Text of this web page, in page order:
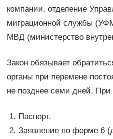
компании, отделение
миграционной службы
МВД (министерство
Закон обязывает
органы при перемене
не позднее семи дней.
Паспорт.
Заявление по форме 6